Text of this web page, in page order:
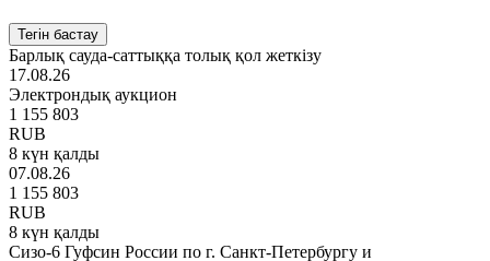
Тегін бастау
Барлық сауда-саттыққа толық қол жеткізу
17.08.26
Электрондық аукцион
1 155 803
RUB
8 күн қалды
07.08.26
1 155 803
RUB
8 күн қалды
Сизо-6 Гуфсин России по г. Санкт-Петербургу и